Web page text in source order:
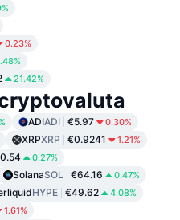
0.23%
21.42%
ADIADI €5.97 0.30%
XRPXRP €0.9241 1.21%
0.27%
SolanaSOL €64.16 0.47%
HYPE €49.62 4.08%
1.61%